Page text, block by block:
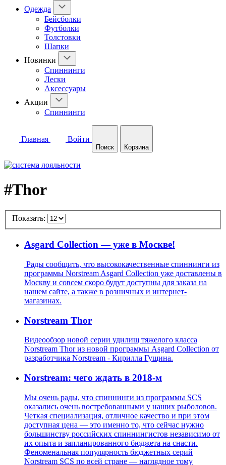
Одежда
Бейсболки
Футболки
Толстовки
Шапки
Новинки
Спиннинги
Лески
Аксессуары
Акции
Спиннинги
Главная Войти
Поиск Корзина
#Thor
Показать:
Asgard Collection — уже в Москве!
Рады сообщить, что высококачественные спиннинги из
программы Norstream Asgard Collection уже доставлены в
Москву и совсем скоро будут доступны для заказа на
нашем сайте, а также в розничных и интернет-
магазинах.
Norstream Thor
Видеообзор новой серии удилищ тяжелого класса
Norstream Thor из новой программы Asgard Collection от
разработчика Norstream - Кирилла Гущина.
Norstream: чего ждать в 2018-м
Мы очень рады, что спиннинги из программы SCS
оказались очень востребованными у наших рыболовов.
Четкая специализация, отличное качество и при этом
доступная цена — это именно то, что сейчас нужно
большинству российских спиннингистов независимо от
их опыта и запланированного бюджета на снасти.
Феноменальная популярность бюджетных серий
Norstream SCS по всей стране — наглядное тому